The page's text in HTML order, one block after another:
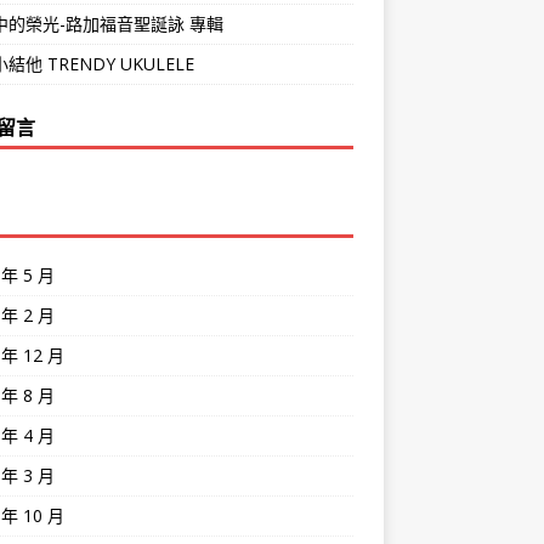
的榮光-路加福音聖誕詠 專輯
結他 TRENDY UKULELE
言
5 月
2 月
12 月
8 月
4 月
3 月
10 月